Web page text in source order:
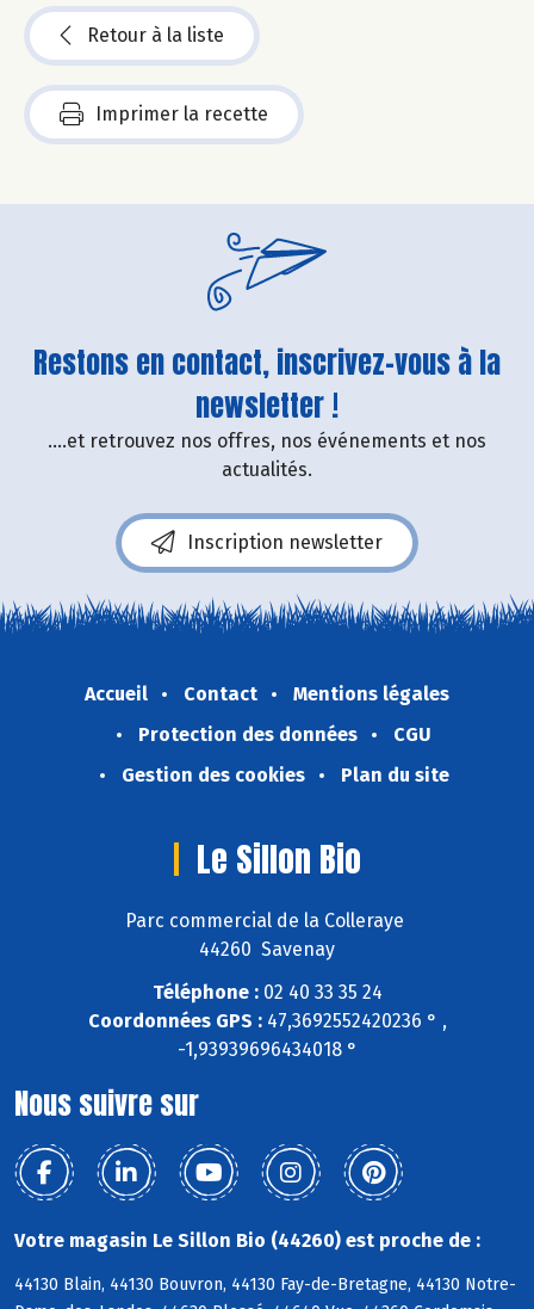
Retour à la liste
Imprimer la recette
Restons en contact, inscrivez-vous à la
newsletter !
....et retrouvez nos offres, nos événements et nos
actualités.
Inscription newsletter
Accueil Contact
Mentions légales
Protection des données
CGU
Gestion des cookies
Plan du site
Le Sillon Bio
Parc commercial de la Colleraye
44260 Savenay
Téléphone :02 40 33 35 24
Coordonnées GPS :47,3692552420236 ° ,
-1,93939696434018 °
Nous suivre sur
Votre magasin Le Sillon Bio (44260) est proche de :
44130 Blain, 44130 Bouvron, 44130 Fay-de-Bretagne, 44130 Notre-